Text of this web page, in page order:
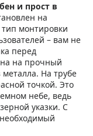
и прост в
на
тип монтировки
– вам не
перед
на прочный
На трубе
точкой. Это
небе, ведь
указки. С